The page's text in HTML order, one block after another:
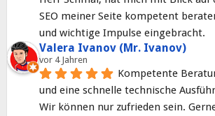
SEO meiner Seite kompetent
und wichtige Impulse eingebracht.
Valera Ivanov (Mr. Ivanov)
vor 4 Jahren
Kompetente
und eine schnelle technische
Wir können nur zufrieden sein.